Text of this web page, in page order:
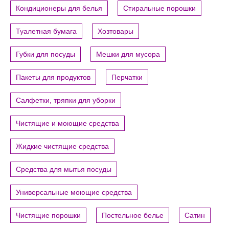
Кондиционеры для белья Стиральные порошки
Туалетная бумага Хозтовары
Губки для посуды Мешки для мусора
Пакеты для продуктов Перчатки
Салфетки, тряпки для уборки
Чистящие и моющие средства
Жидкие чистящие средства
Средства для мытья посуды
Универсальные моющие средства
Чистящие порошки Постельное белье Сатин